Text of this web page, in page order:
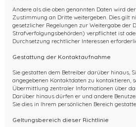
Andere als die oben genannten Daten wird
Zustimmung an Dritte weitergeben. Dies gilt
gesetzlicher Regelungen zur Weitergabe der
Strafverfolgungsbehörden) verpflichtet ist
Durchsetzung rechtlicher Interessen
Gestattung der Kontaktaufnahme
Sie gestatten dem Betreiber darüber hinaus,
angegebenen Kontaktdaten zu kontaktieren,
Übermittlung zentraler Informationen über
Darüber hinaus dürfen er und andere
Sie dies in Ihrem persönlichen Bereich
Geltungsbereich dieser Richtlinie